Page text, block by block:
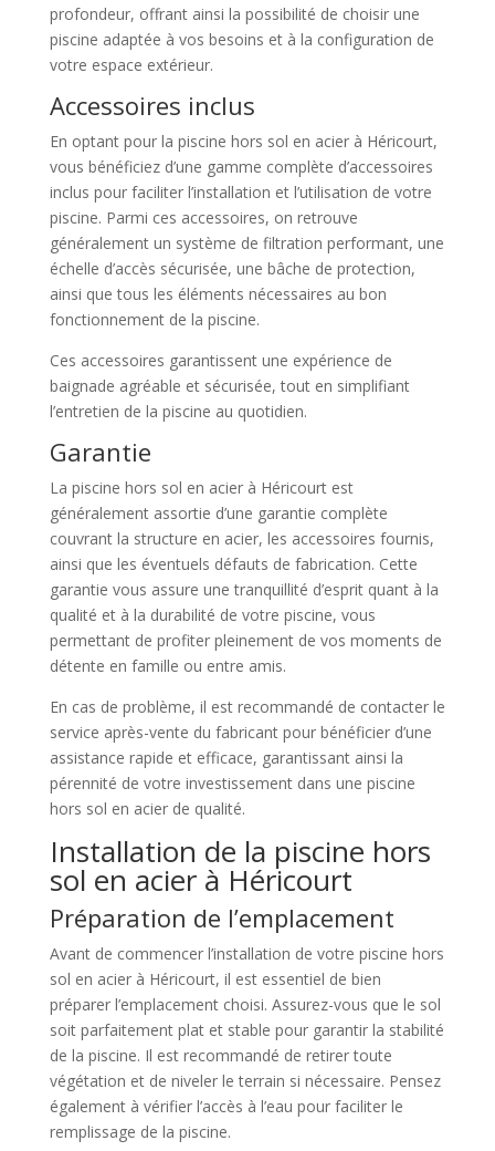
profondeur, offrant ainsi la possibilité de choisir une
piscine adaptée à vos besoins et à la configuration de
votre espace extérieur.
Accessoires inclus
En optant pour la piscine hors sol en acier à Héricourt,
vous bénéficiez d’une gamme complète d’accessoires
inclus pour faciliter l’installation et l’utilisation de votre
piscine. Parmi ces accessoires, on retrouve
généralement un système de filtration performant, une
échelle d’accès sécurisée, une bâche de protection,
ainsi que tous les éléments nécessaires au bon
fonctionnement de la piscine.
Ces accessoires garantissent une expérience de
baignade agréable et sécurisée, tout en simplifiant
l’entretien de la piscine au quotidien.
Garantie
La piscine hors sol en acier à Héricourt est
généralement assortie d’une garantie complète
couvrant la structure en acier, les accessoires fournis,
ainsi que les éventuels défauts de fabrication. Cette
garantie vous assure une tranquillité d’esprit quant à la
qualité et à la durabilité de votre piscine, vous
permettant de profiter pleinement de vos moments de
détente en famille ou entre amis.
En cas de problème, il est recommandé de contacter le
service après-vente du fabricant pour bénéficier d’une
assistance rapide et efficace, garantissant ainsi la
pérennité de votre investissement dans une piscine
hors sol en acier de qualité.
Installation de la piscine hors
sol en acier à Héricourt
Préparation de l’emplacement
Avant de commencer l’installation de votre piscine hors
sol en acier à Héricourt, il est essentiel de bien
préparer l’emplacement choisi. Assurez-vous que le sol
soit parfaitement plat et stable pour garantir la stabilité
de la piscine. Il est recommandé de retirer toute
végétation et de niveler le terrain si nécessaire. Pensez
également à vérifier l’accès à l’eau pour faciliter le
remplissage de la piscine.